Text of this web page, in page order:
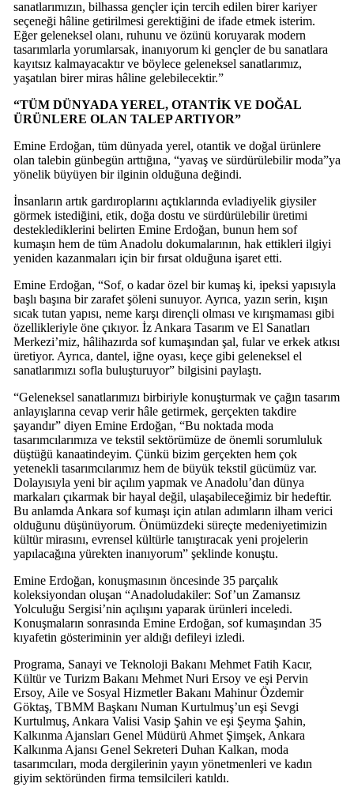
sanatlarımızın, bilhassa gençler için tercih edilen birer kariyer
seçeneği hâline getirilmesi gerektiğini de ifade etmek isterim.
Eğer geleneksel olanı, ruhunu ve özünü koruyarak modern
tasarımlarla yorumlarsak, inanıyorum ki gençler de bu sanatlara
kayıtsız kalmayacaktır ve böylece geleneksel sanatlarımız,
yaşatılan birer miras hâline gelebilecektir.”
“TÜM DÜNYADA YEREL, OTANTİK VE DOĞAL
ÜRÜNLERE OLAN TALEP ARTIYOR”
Emine Erdoğan, tüm dünyada yerel, otantik ve doğal ürünlere
olan talebin günbegün arttığına, “yavaş ve sürdürülebilir moda”ya
yönelik büyüyen bir ilginin olduğuna değindi.
İnsanların artık gardıroplarını açtıklarında evladiyelik giysiler
görmek istediğini, etik, doğa dostu ve sürdürülebilir üretimi
desteklediklerini belirten Emine Erdoğan, bunun hem sof
kumaşın hem de tüm Anadolu dokumalarının, hak ettikleri ilgiyi
yeniden kazanmaları için bir fırsat olduğuna işaret etti.
Emine Erdoğan, “Sof, o kadar özel bir kumaş ki, ipeksi yapısıyla
başlı başına bir zarafet şöleni sunuyor. Ayrıca, yazın serin, kışın
sıcak tutan yapısı, neme karşı dirençli olması ve kırışmaması gibi
özellikleriyle öne çıkıyor. İz Ankara Tasarım ve El Sanatları
Merkezi’miz, hâlihazırda sof kumaşından şal, fular ve erkek atkısı
üretiyor. Ayrıca, dantel, iğne oyası, keçe gibi geleneksel el
sanatlarımızı sofla buluşturuyor” bilgisini paylaştı.
“Geleneksel sanatlarımızı birbiriyle konuşturmak ve çağın tasarım
anlayışlarına cevap verir hâle getirmek, gerçekten takdire
şayandır” diyen Emine Erdoğan, “Bu noktada moda
tasarımcılarımıza ve tekstil sektörümüze de önemli sorumluluk
düştüğü kanaatindeyim. Çünkü bizim gerçekten hem çok
yetenekli tasarımcılarımız hem de büyük tekstil gücümüz var.
Dolayısıyla yeni bir açılım yapmak ve Anadolu’dan dünya
markaları çıkarmak bir hayal değil, ulaşabileceğimiz bir hedeftir.
Bu anlamda Ankara sof kumaşı için atılan adımların ilham verici
olduğunu düşünüyorum. Önümüzdeki süreçte medeniyetimizin
kültür mirasını, evrensel kültürle tanıştıracak yeni projelerin
yapılacağına yürekten inanıyorum” şeklinde konuştu.
Emine Erdoğan, konuşmasının öncesinde 35 parçalık
koleksiyondan oluşan “Anadoludakiler: Sof’un Zamansız
Yolculuğu Sergisi’nin açılışını yaparak ürünleri inceledi.
Konuşmaların sonrasında Emine Erdoğan, sof kumaşından 35
kıyafetin gösteriminin yer aldığı defileyi izledi.
Programa, Sanayi ve Teknoloji Bakanı Mehmet Fatih Kacır,
Kültür ve Turizm Bakanı Mehmet Nuri Ersoy ve eşi Pervin
Ersoy, Aile ve Sosyal Hizmetler Bakanı Mahinur Özdemir
Göktaş, TBMM Başkanı Numan Kurtulmuş’un eşi Sevgi
Kurtulmuş, Ankara Valisi Vasip Şahin ve eşi Şeyma Şahin,
Kalkınma Ajansları Genel Müdürü Ahmet Şimşek, Ankara
Kalkınma Ajansı Genel Sekreteri Duhan Kalkan, moda
tasarımcıları, moda dergilerinin yayın yönetmenleri ve kadın
giyim sektöründen firma temsilcileri katıldı.